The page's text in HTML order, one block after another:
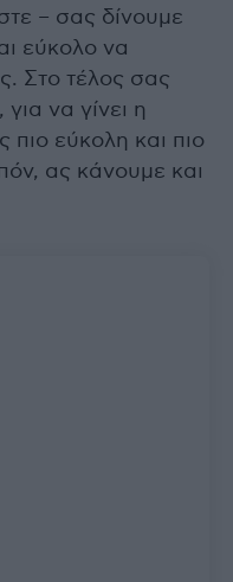
– σας δίνουμε
εύκολο να
Στο τέλος σας
να γίνει η
πιο εύκολη και πιο
ας κάνουμε και